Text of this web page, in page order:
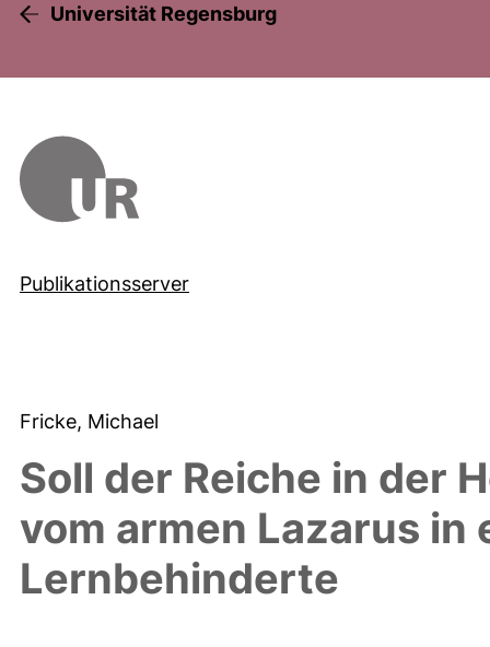
Universität Regensburg
Publikationsserver
Fricke, Michael
Soll der Reiche in der
vom armen Lazarus
Lernbehinderte